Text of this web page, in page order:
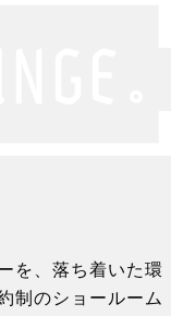
を、落ち着いた環
制のショールーム